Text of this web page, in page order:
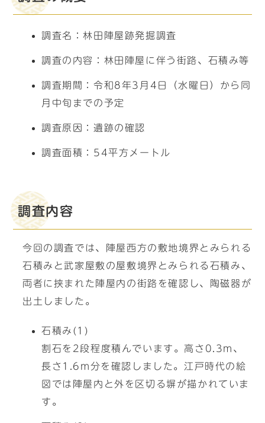
調査名：林田陣屋跡発掘調査
調査の内容：林田陣屋に伴う街路、石積み等
調査期間：令和8年3月4日（水曜日）から同
月中旬までの予定
調査原因：遺跡の確認
調査面積：54平方メートル
調査内容
今回の調査では、陣屋西方の敷地境界とみられる
石積みと武家屋敷の屋敷境界とみられる石積み、
両者に挟まれた陣屋内の街路を確認し、陶磁器が
出土しました。
石積み(1)
割石を2段程度積んでいます。高さ0.3m、
長さ1.6m分を確認しました。江戸時代の絵
図では陣屋内と外を区切る塀が描かれていま
す。